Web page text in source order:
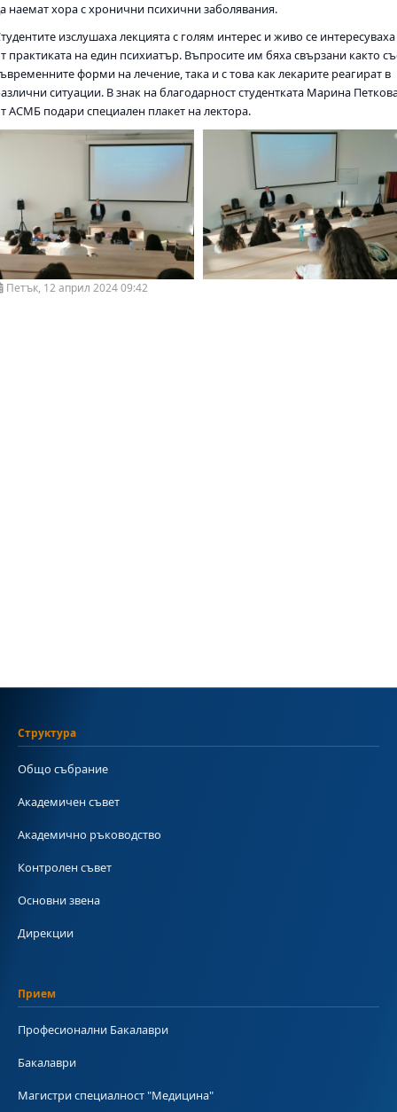
наемат хора с хронични психични заболявания.
изслушаха лекцията с голям интерес и живо се интересуваха
практиката на един психиатър. Въпросите им бяха свързани както
форми на лечение, така и с това как лекарите реагират в
ситуации. В знак на благодарност студентката Марина
АСМБ подари специален плакет на лектора.
Петък, 12 април 2024 09:42
Структура
Общо събрание
Академичен съвет
Академично ръководство
Контролен съвет
Основни звена
Дирекции
Прием
Професионални Бакалаври
Бакалаври
Магистри специалност "Медицина"